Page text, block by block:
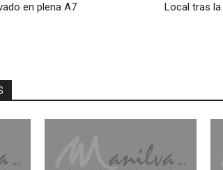
en plena A7
Local tras